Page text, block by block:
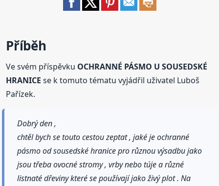
Příběh
Ve svém příspěvku OCHRANNÉ PÁSMO U SOUSEDSKÉ
HRANICE se k tomuto tématu vyjádřil uživatel Luboš
Pařízek.
Dobrý den ,
chtěl bych se touto cestou zeptat , jaké je ochranné
pásmo od sousedské hranice pro různou výsadbu jako
jsou třeba ovocné stromy , vrby nebo túje a různé
listnaté dřeviny které se používají jako živý plot . Na